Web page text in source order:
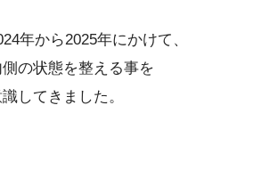
年から2025年にかけて、
側の状態を整える事を
してきました。